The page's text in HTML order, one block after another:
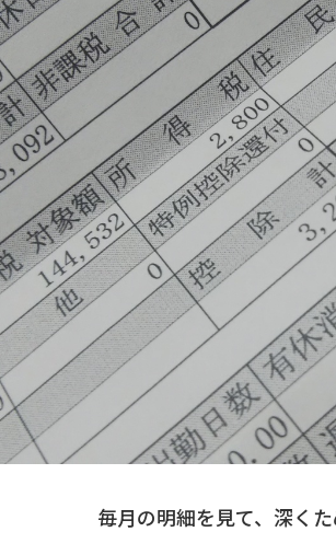
毎月の明細を見て、深くた